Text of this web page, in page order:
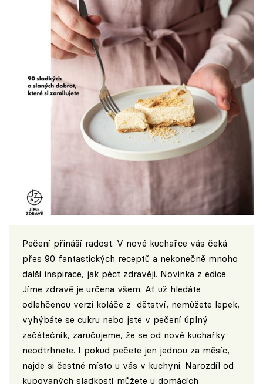
Pečení přináší radost. V nové kuchařce vás čeká
přes 90 fantastických receptů a nekonečně mnoho
další inspirace, jak péct zdravěji. Novinka z edice
Jíme zdravě je určena všem. Ať už hledáte
odlehčenou verzi koláče z dětství, nemůžete lepek,
vyhýbáte se cukru nebo jste v pečení úplný
začátečník, zaručujeme, že se od nové kuchařky
neodtrhnete. I pokud pečete jen jednou za měsíc,
najde si čestné místo u vás v kuchyni. Narozdíl od
kupovaných sladkostí můžete u domácích